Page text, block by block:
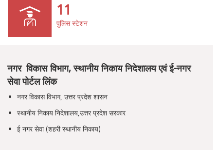
11
पुलिस स्टेशन
नगर विकास विभाग, स्थानीय निकाय निदेशालय एवं ई-नगर
सेवा पोर्टल लिंक
नगर विकास विभाग, उत्तर प्रदेश शासन
स्थानीय निकाय निदेशालय,उत्तर प्रदेश सरकार
ई नगर सेवा (शहरी स्थानीय निकाय)